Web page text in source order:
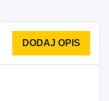
-
i obiektów